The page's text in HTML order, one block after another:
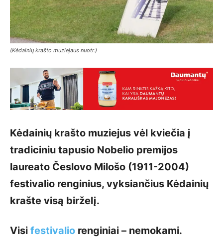
(Kėdainių krašto muziejaus nuotr.)
Kėdainių krašto muziejus vėl kviečia į
tradiciniu tapusio Nobelio premijos
laureato Česlovo Milošo (1911-2004)
festivalio renginius, vyksiančius Kėdainių
krašte visą birželį.
Visi festivalio renginiai – nemokami.